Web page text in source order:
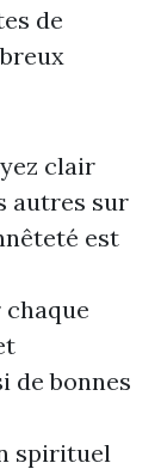
de
clair
autres sur
est
de bonnes
spirituel